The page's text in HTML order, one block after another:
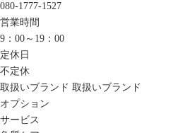
080-1777-1527
営業時間
9：00～19：00
定休日
不定休
取扱いブランド 取扱いブランド
オプション
サービス